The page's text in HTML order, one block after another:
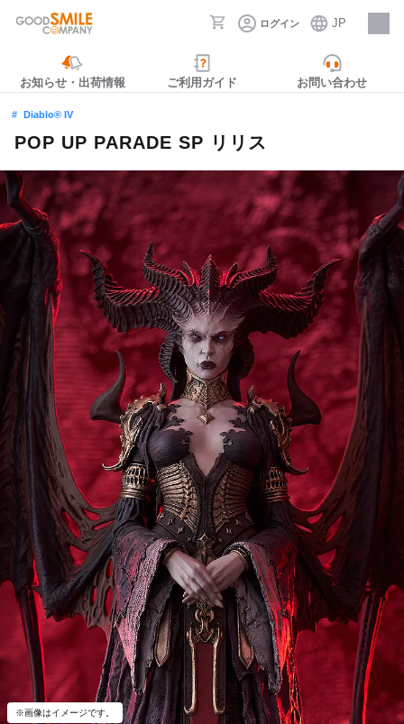
ログイン JP
採用情報
お知らせ・出荷情報 ご利用ガイド お問い合わせ
Diablo® IV
POP UP PARADE SP リリス
※画像はイメージです。